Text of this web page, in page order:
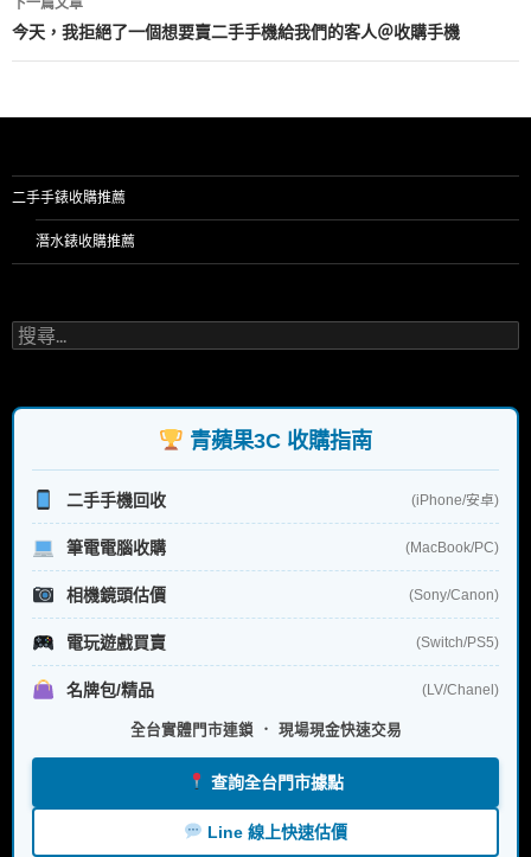
覽
今天，我拒絕了一個想要賣二手手機給我們的客人＠收購手機
二手手錶收購推薦
潛水錶收購推薦
搜
尋
字:
青蘋果3C 收購指南
二手手機回收 (iPhone/安卓)
筆電電腦收購 (MacBook/PC)
相機鏡頭估價 (Sony/Canon)
電玩遊戲買賣 (Switch/PS5)
名牌包/精品 (LV/Chanel)
全台實體門市連鎖 ． 現場現金快速交易
查詢全台門市據點
Line 線上快速估價